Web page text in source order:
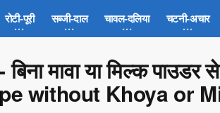
रोटी-पूरी सब्जी-दाल चावल-दलिया चटनी-अचार
बिना मावा या मिल्क
without Khoya or